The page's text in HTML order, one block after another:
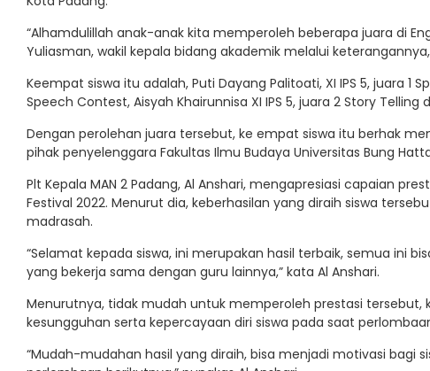
“Alhamdulillah anak-anak kita memperoleh beberapa juara di
Yuliasman, wakil kepala bidang akademik melalui
Keempat siswa itu adalah, Puti Dayang Palitoati, XI IPS 5, juara 1
Speech Contest, Aisyah Khairunnisa XI IPS 5, juara 2 Story Telling
Dengan perolehan juara tersebut, ke empat siswa itu berhak
pihak penyelenggara Fakultas Ilmu Budaya Universitas Bung
Plt Kepala MAN 2 Padang, Al Anshari, mengapresiasi capaian
Festival 2022. Menurut dia, keberhasilan yang diraih siswa
madrasah.
“Selamat kepada siswa, ini merupakan hasil terbaik, semua ini
yang bekerja sama dengan guru lainnya,” kata Al Anshari.
Menurutnya, tidak mudah untuk memperoleh prestasi tersebut,
kesungguhan serta kepercayaan diri siswa pada saat
“Mudah-mudahan hasil yang diraih, bisa menjadi motivasi bagi